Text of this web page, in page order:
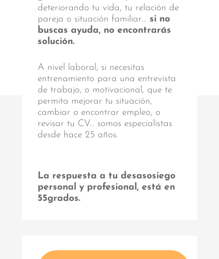
deteriorando tu vida, tu relación de
pareja o situación familiar… si no
buscas ayuda, no encontrarás
solución.
A nivel laboral, si necesitas
entrenamiento para una entrevista
de trabajo, o motivacional, que te
permita mejorar tu situación,
cambiar o encontrar empleo, o
revisar tu CV… somos especialistas
desde hace 25 años.
La respuesta a tu desasosiego
personal y profesional, está en
55grados.